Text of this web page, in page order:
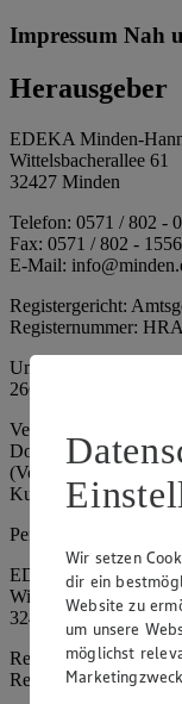
Impressum Nah
Herausgeber
EDEKA Minden-
Wittelsbacherallee 61
32427 Minden
Telefon: 0571 / 802 - 0
Fax: 0571 / 802 - 1556
E-Mail:
Registergericht:
Registernummer:
Umsatzsteuer-
266067317
Dominique Klingsiek
(Vorstandsmitglied),
Kuhlmann
Persönlich haftende
EDEKA Minden-
Wittelsbacherallee 61
32427 Minden
Registergericht:
Registernummer: HRB
Wir setzen
dir ein
Website zu
um unsere
möglichst